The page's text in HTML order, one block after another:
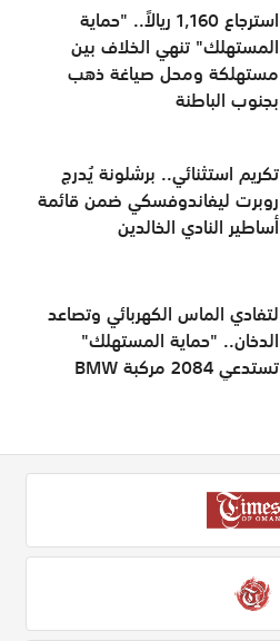
استرجاع 1,160 ريالاً.. "حماية
المستهلك" تنهي الخلاف بين
مستهلكة ومحل صياغة ذهب
بجنوب الباطنة
تكريم استثنائي.. برشلونة يُدرج
روبرت ليفاندوفسكي ضمن قائمة
أساطير النادي الخالدين
لتفادي الماس الكهربائي وتصاعد
الدخان.. "حماية المستهلك"
تستدعي 2084 مركبة BMW